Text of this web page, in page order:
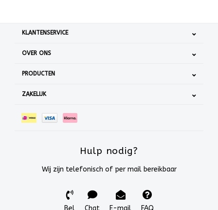
KLANTENSERVICE
OVER ONS
PRODUCTEN
ZAKELIJK
Hulp nodig?
Wij zijn telefonisch of per mail bereikbaar
Bel Chat E-mail FAQ